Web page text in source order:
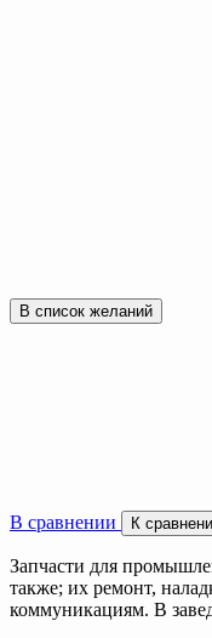
В список желаний
В сравнении К
Запчасти для
также; их ремонт,
коммуникациям. В